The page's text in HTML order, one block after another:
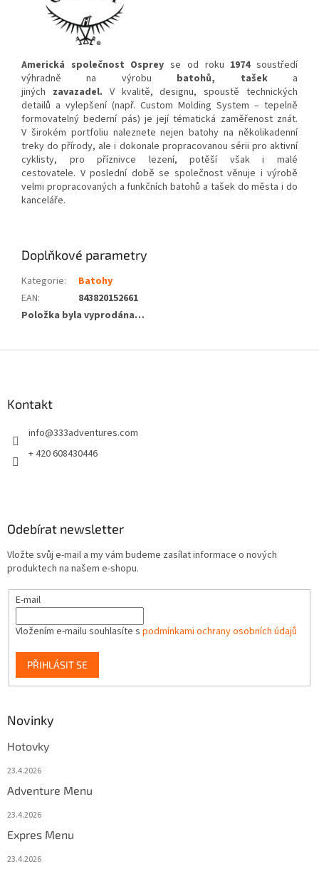
Americká společnost Osprey se od roku 1974soustředí
výhradně na výrobu
batohů, tašek
a
jiných zavazadel. V kvalitě, designu, spoustě technických
detailů a vylepšení (např. Custom Molding System – tepelně
formovatelný bederní pás) je její tématická zaměřenost znát.
V širokém portfoliu naleznete nejen batohy na několikadenní
treky do přírody, ale i dokonale propracovanou sérii pro aktivní
cyklisty, pro příznivce lezení, potěší však i malé
cestovatele. V poslední době se společnost věnuje i výrobě
velmi propracovaných a funkčních batohů a tašek do města i do
kanceláře.
Doplňkové parametry
Kategorie:
Batohy
EAN:
843820152661
Položka byla vyprodána…
Kontakt
info@333adventures.com
+ 420 608430446
Odebírat newsletter
Vložte svůj e-mail a my vám budeme zasílat informace o nových
produktech na našem e-shopu.
E-mail
Vložením e-mailu souhlasíte s podmínkami ochrany osobních údajů
PŘIHLÁSIT SE
Novinky
Hotovky
23.4.2026
Adventure Menu
23.4.2026
Expres Menu
23.4.2026